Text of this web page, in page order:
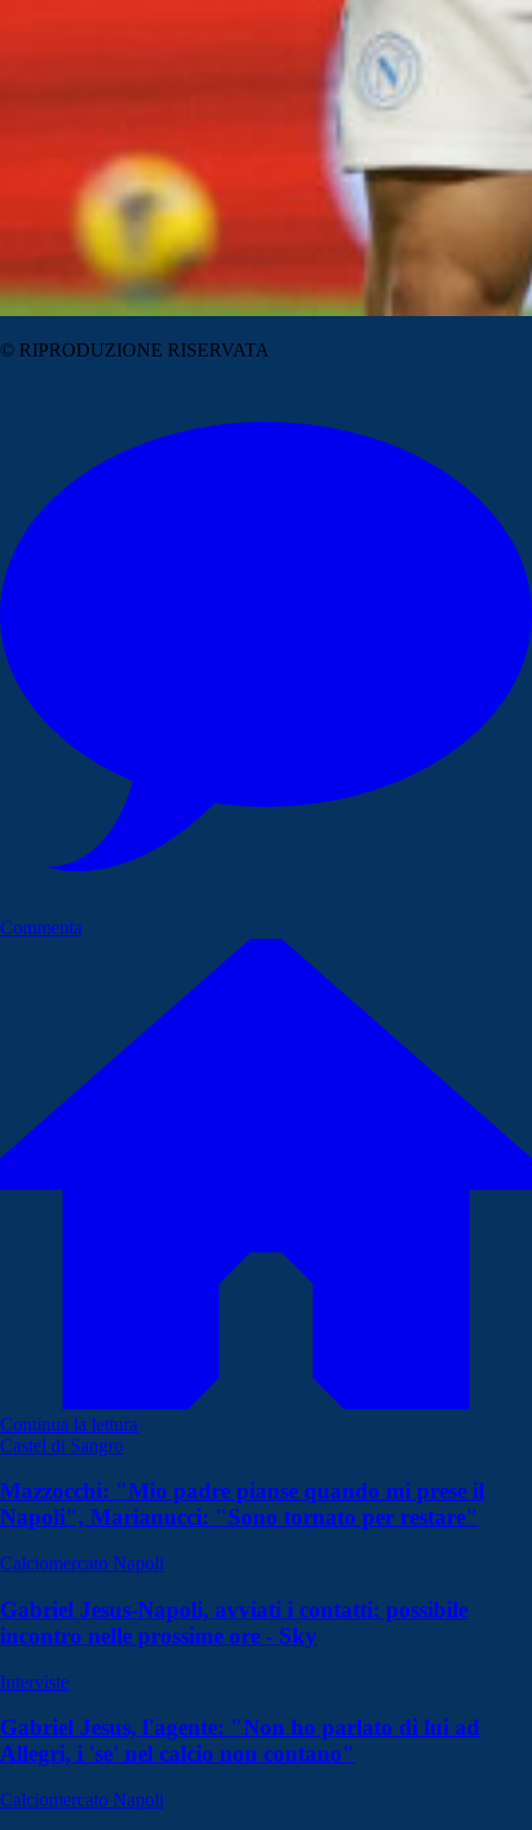
© RIPRODUZIONE RISERVATA
Commenta
Continua la lettura
Castel di Sangro
Mazzocchi: "Mio padre pianse quando mi prese il
Napoli", Marianucci: "Sono tornato per restare"
Calciomercato Napoli
Gabriel Jesus-Napoli, avviati i contatti: possibile
incontro nelle prossime ore - Sky
Interviste
Gabriel Jesus, l'agente: "Non ho parlato di lui ad
Allegri, i 'se' nel calcio non contano"
Calciomercato Napoli